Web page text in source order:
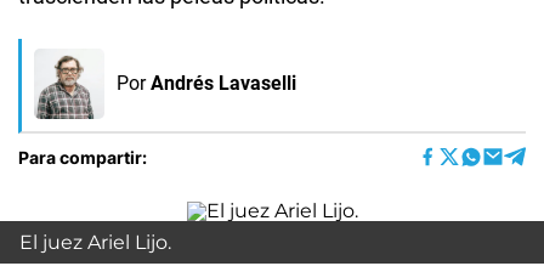
Por Andrés Lavaselli
Para compartir:
El juez Ariel Lijo.